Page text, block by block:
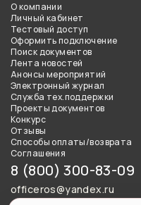
О компании
Личный кабинет
Тестовый доступ
Оформить подключение
Поиск документов
Лента новостей
Анонсы мероприятий
Электронный журнал
Служба тех.поддержки
Проекты документов
Конкурс
Отзывы
Способы оплаты/возврата
Соглашения
8 (800) 300-83-09
officeros@yandex.ru